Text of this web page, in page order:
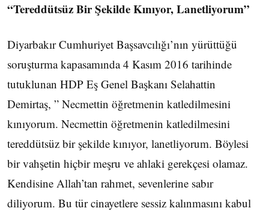
“Tereddütsüz Bir Şekilde Kınıyor, Lanetliyorum”
Diyarbakır Cumhuriyet Başsavcılığı’nın yürüttüğü
soruşturma kapasamında 4 Kasım 2016 tarihinde
tutuklunan HDP Eş Genel Başkanı Selahattin
Demirtaş, ” Necmettin öğretmenin katledilmesini
kınıyorum. Necmettin öğretmenin katledilmesini
tereddütsüz bir şekilde kınıyor, lanetliyorum. Böylesi
bir vahşetin hiçbir meşru ve ahlaki gerekçesi olamaz.
Kendisine Allah’tan rahmet, sevenlerine sabır
diliyorum. Bu tür cinayetlere sessiz kalınmasını kabul